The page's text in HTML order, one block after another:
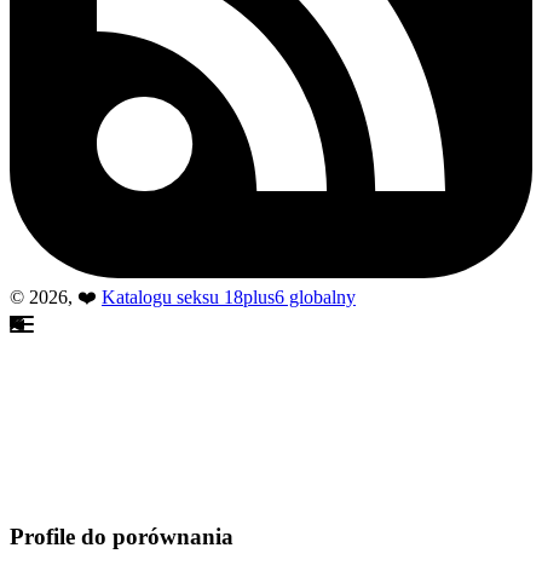
© 2026, ❤️ Katalogu seksu 18plus6 globalny
Profile do porównania